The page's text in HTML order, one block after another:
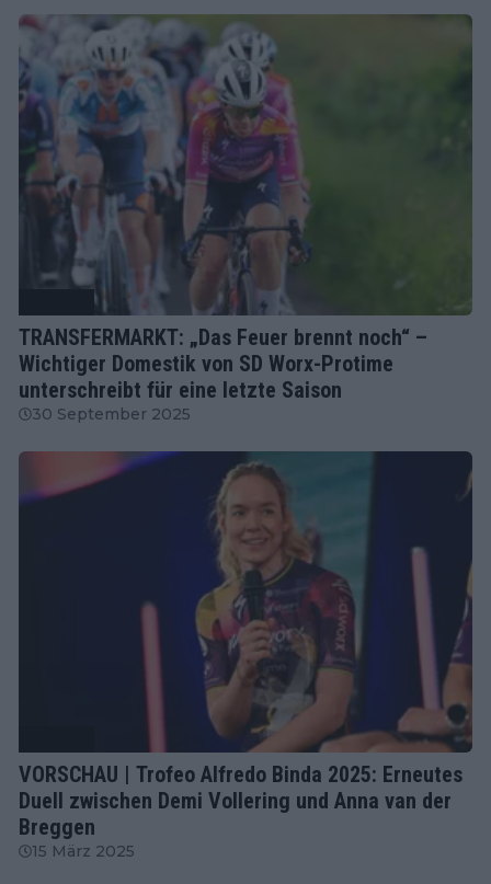
TRANSFERMARKT: „Das Feuer brennt noch“ –
Wichtiger Domestik von SD Worx-Protime
unterschreibt für eine letzte Saison
30 September 2025
VORSCHAU | Trofeo Alfredo Binda 2025: Erneutes
Duell zwischen Demi Vollering und Anna van der
Breggen
15 März 2025